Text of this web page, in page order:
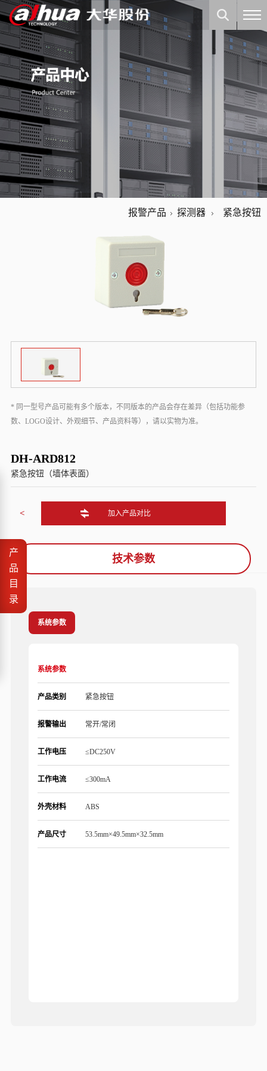
报警产品 探测器 紧急按钮
<
* 同一型号产品可能有多个版本，不同版本的产品会存在差异（包括功能参
数、LOGO设计、外观细节、产品资料等），请以实物为准。
DH-ARD812
紧急按钮（墙体表面）
加入产品对比
技术参数
系统参数
系统参数
产品类别 紧急按钮
报警输出 常开/常闭
工作电压 ≤DC250V
工作电流 ≤300mA
外壳材料 ABS
产品尺寸 53.5mm×49.5mm×32.5mm
产
品
目
录